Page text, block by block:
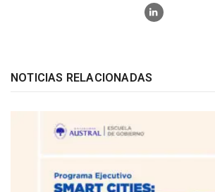
NOTICIAS RELACIONADAS